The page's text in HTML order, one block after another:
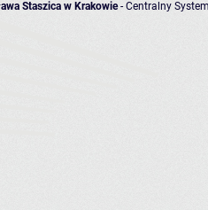
Staszica w Krakowie- Centralny